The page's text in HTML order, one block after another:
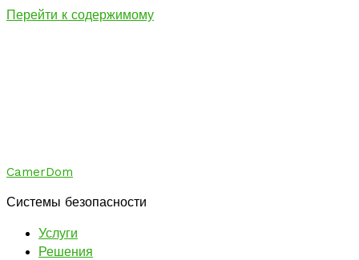
Перейти к содержимому
CamerDom
Системы безопасности
Услуги
Решения